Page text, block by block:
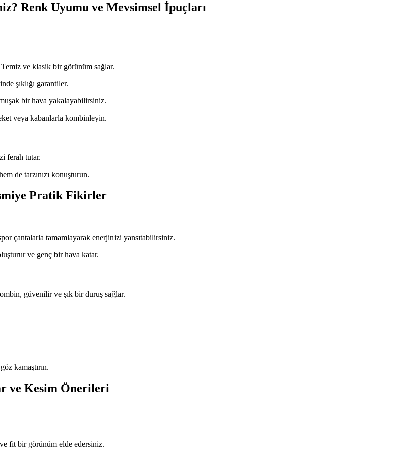
Renk Uyumu ve Mevsimsel İpuçları
ve klasik bir görünüm sağlar.
şıklığı garantiler.
bir hava yakalayabilirsiniz.
veya kabanlarla kombinleyin.
ferah tutar.
de tarzınızı konuşturun.
Pratik Fikirler
çantalarla tamamlayarak enerjinizi yansıtabilirsiniz.
ve genç bir hava katar.
güvenilir ve şık bir duruş sağlar.
kamaştırın.
ve Kesim Önerileri
fit bir görünüm elde edersiniz.